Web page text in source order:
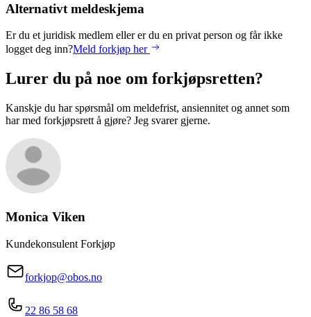
Alternativt meldeskjema
Er du et juridisk medlem eller er du en privat person og får ikke
logget deg inn?Meld forkjøp her
Lurer du på noe om forkjøpsretten?
Kanskje du har spørsmål om meldefrist, ansiennitet og annet som
har med forkjøpsrett å gjøre? Jeg svarer gjerne.
Monica Viken
Kundekonsulent Forkjøp
forkjop@obos.no
22 86 58 68